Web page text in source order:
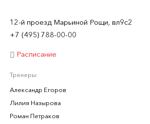
12-й проезд Марьиной Рощи, вл9с2
+7 (495) 788-00-00
Расписание
Тренеры:
Александр Егоров
Лилия Назырова
Роман Петраков